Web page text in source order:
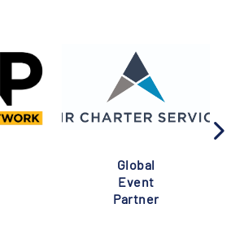
Global
Event
Partner